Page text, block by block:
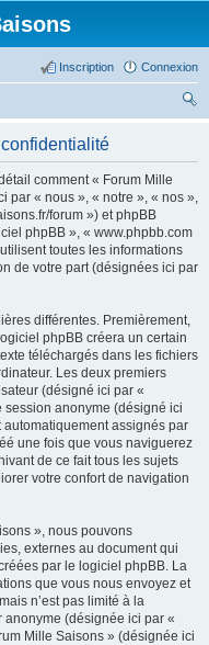
Connexion
Inscription
er
comment « Forum Mille
par « nous », « notre », « nos »,
forum ») et phpBB
phpBB », « www.phpbb.com
toutes les informations
de votre part (désignées ici par
différentes. Premièrement,
phpBB créera un certain
téléchargés dans les fichiers
Les deux premiers
(désigné ici par «
session anonyme (désigné ici
assignés par
une fois que vous naviguerez
de ce fait tous les sujets
votre confort de navigation
», nous pouvons
externes au document qui
par le logiciel phpBB. La
que vous nous envoyez et
n’est pas limité à la
anonyme (désignée ici par «
Mille Saisons » (désignée ici